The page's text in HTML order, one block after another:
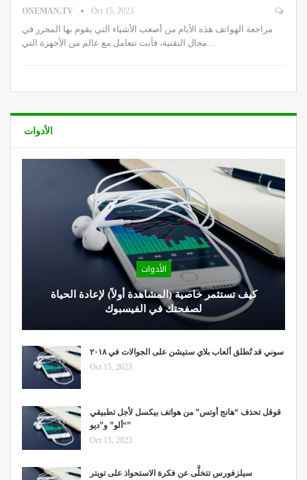
ONEMAN.TV Oct 15, 2023
مراجعة الهواتف هذه الأيام من أصعب الأشياء التي يقوم بها المحرر في
الأدوات
الأدوات
كيف تستثمر خاصية (المشاهدة أولاً) لإعادة الحياة
لصفحتك في الفيسبوك
سوني قد تُطلق ألعاب بلاي ستيشن على الجوالات في ۲۰۱۸
Oct 15, 2023
قوقل تحذف “هانج أوتس” من هواتف بيكسل لأجل تطبيقي
“ألو” و”ديو”
Oct 15, 2023
سيلزفورس تتخلَّى عن فكرة الاستحواذ على تويتر